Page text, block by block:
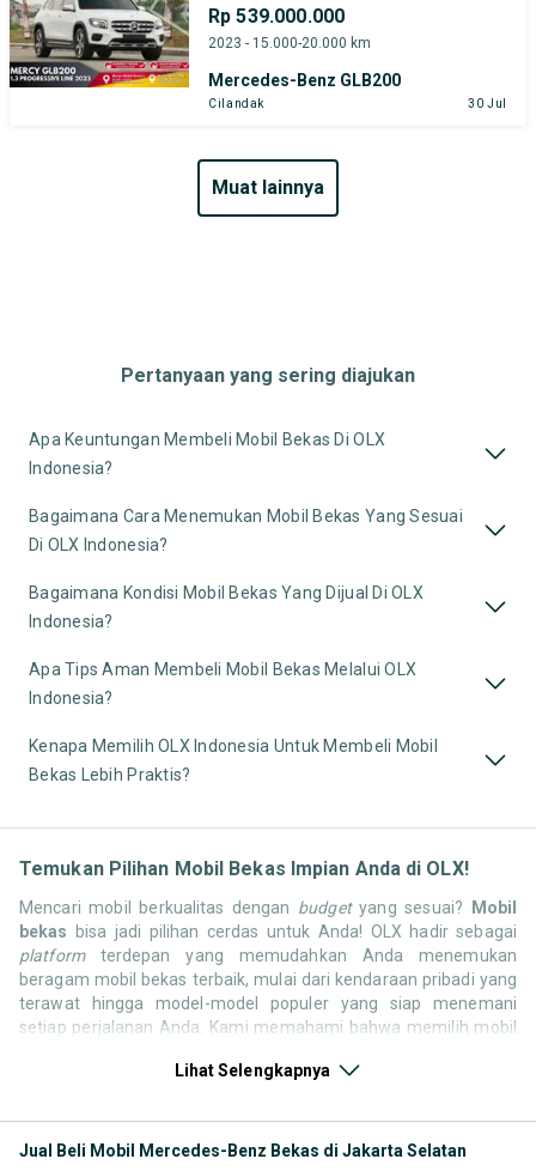
Rp 539.000.000
2023 - 15.000-20.000 km
Mercedes-Benz GLB200
Cilandak 30 Jul
muat lainnya
Pertanyaan yang sering diajukan
Apa Keuntungan Membeli Mobil Bekas Di OLX
Indonesia?
Bagaimana Cara Menemukan Mobil Bekas Yang Sesuai
Di OLX Indonesia?
Bagaimana Kondisi Mobil Bekas Yang Dijual Di OLX
Indonesia?
Apa Tips Aman Membeli Mobil Bekas Melalui OLX
Indonesia?
Kenapa Memilih OLX Indonesia Untuk Membeli Mobil
Bekas Lebih Praktis?
Temukan Pilihan Mobil Bekas Impian Anda di OLX!
Mencari mobil berkualitas dengan budgetyang sesuai? Mobil
bekas bisa jadi pilihan cerdas untuk Anda! OLX hadir sebagai
platformterdepan yang memudahkan Anda menemukan
beragam mobil bekas terbaik, mulai dari kendaraan pribadi yang
terawat hingga model-model populer yang siap menemani
setiap perjalanan Anda. Kami memahami bahwa memilih mobil
ribuan daftar dari penjual terpercaya di seluruh Indonesia.
dengan gaya hidup, kebutuhan, danbudgetAnda!
Memilih mobil bekasyang tepat tentu bukan perkara mudah.
Lihat Selengkapnya
Jual Beli Mobil Mercedes-Benz Bekas di Jakarta Selatan